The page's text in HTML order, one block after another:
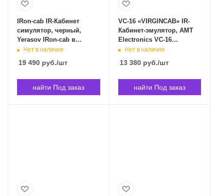
IRon-сab IR-Кабинет
симулятор, черный,
Yerasov IRon-сab в
Владивостоке
Нет в наличии
19 490 руб./шт
найти Под заказ
VC-16 «VIRGINCAB» IR-
Кабинет-эмулятор, AMT
Electronics VC-16
«VIRGINCAB» в
Нет в наличии
13 380руб./шт
найти Под заказ